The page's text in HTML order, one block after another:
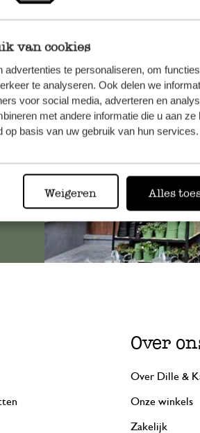
van cookies
te personaliseren, om
te analyseren. Ook delen we
voor social media, adverteren en
met andere informatie die u aan ze
basis van uw gebruik van hun services.
Weigeren Alles
Altijd in
Bekijk alle 62 winkels
Over
Over Dille &
Onze winkels
Zakelijk